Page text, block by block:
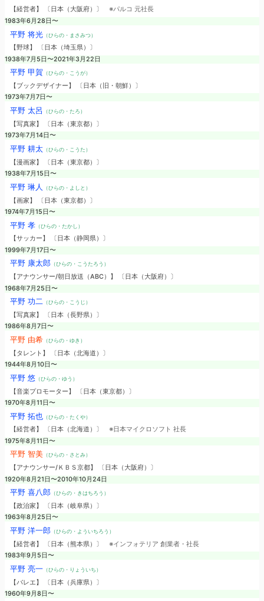
【経営者】 〔日本（大阪府）〕 ※パルコ 元社長
1983年6月28日〜
平野 将光（ひらの・まさみつ）
【野球】 〔日本（埼玉県）〕
1938年7月5日〜2021年3月22日
平野 甲賀（ひらの・こうが）
【ブックデザイナー】 〔日本（旧・朝鮮）〕
1973年7月7日〜
平野 太呂 （ひらの・たろ）
【写真家】 〔日本（東京都）〕
1973年7月14日〜
平野 耕太（ひらの・こうた）
【漫画家】 〔日本（東京都）〕
1938年7月15日〜
平野 琳人 （ひらの・よしと）
【画家】 〔日本（東京都）〕
1974年7月15日〜
平野 孝（ひらの・たかし）
【サッカー】 〔日本（静岡県）〕
1999年7月17日〜
平野 康太郎（ひらの・こうたろう）
【アナウンサー/朝日放送（ABC）】 〔日本（大阪府）〕
1968年7月25日〜
平野 功二（ひらの・こうじ）
【写真家】 〔日本（長野県）〕
1986年8月7日〜
平野 由希（ひらの・ゆき）
【タレント】 〔日本（北海道）〕
1944年8月10日〜
平野 悠（ひらの・ゆう）
【音楽プロモーター】 〔日本（東京都）〕
1970年8月11日〜
平野 拓也（ひらの・たくや）
【経営者】 〔日本（北海道）〕 ※日本マイクロソフト 社長
1975年8月11日〜
平野 智美（ひらの・さとみ）
【アナウンサー/ＫＢＳ京都】 〔日本（大阪府）〕
1920年8月21日〜2010年10月24日
平野 喜八郎（ひらの・きはちろう）
【政治家】 〔日本（岐阜県）〕
1963年8月25日〜
平野 洋一郎（ひらの・よういちろう）
【経営者】 〔日本（熊本県）〕 ※インフォテリア 創業者・社長
1983年9月5日〜
平野 亮一（ひらの・りょういち）
【バレエ】 〔日本（兵庫県）〕
1960年9月8日〜